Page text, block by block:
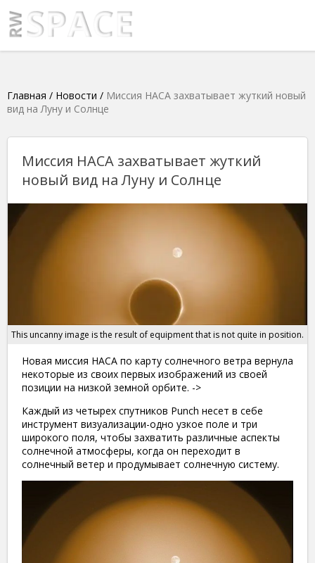
Главная / Новости / Миссия НАСА захватывает жуткий новый
вид на Луну и Солнце
Миссия НАСА захватывает жуткий
новый вид на Луну и Солнце
This uncanny image is the result of equipment that is not quite in position.
Новая миссия НАСА по карту солнечного ветра вернула
некоторые из своих первых изображений из своей
позиции на низкой земной орбите. ->
Каждый из четырех спутников Punch несет в себе
инструмент визуализации-одно узкое поле и три
широкого поля, чтобы захватить различные аспекты
солнечной атмосферы, когда он переходит в
солнечный ветер и продумывает солнечную систему.